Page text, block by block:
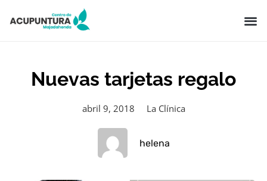
Nuevas tarjetas regalo
abril 9, 2018 La Clínica
helena